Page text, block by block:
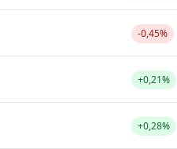
-0,45%
+0,21%
+0,28%